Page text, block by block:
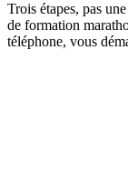
Trois étapes, pas
de formation
téléphone, vous